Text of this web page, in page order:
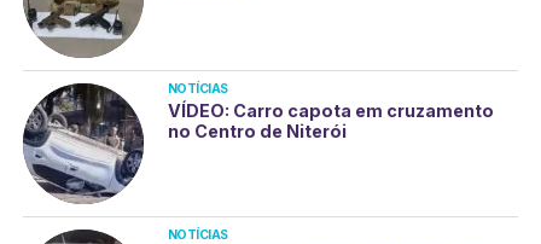
NOTÍCIAS
VÍDEO: Carro capota em cruzamento
no Centro de Niterói
NOTÍCIAS